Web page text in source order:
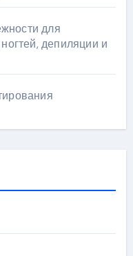
для
депиляции и